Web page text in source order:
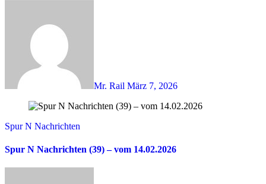
Mr. Rail März 7, 2026
Spur N Nachrichten
Spur N Nachrichten (39) – vom 14.02.2026